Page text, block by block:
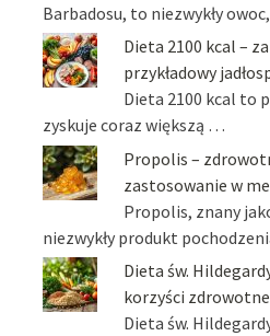
Barbadosu, to niezwykły
Dieta 2100 kcal –
przykładowy
Dieta 2100 kcal to
zyskuje coraz większą …
Propolis –
zastosowanie w
Propolis, znany
niezwykły produkt
Dieta św.
korzyści zdrowotne
Dieta św.